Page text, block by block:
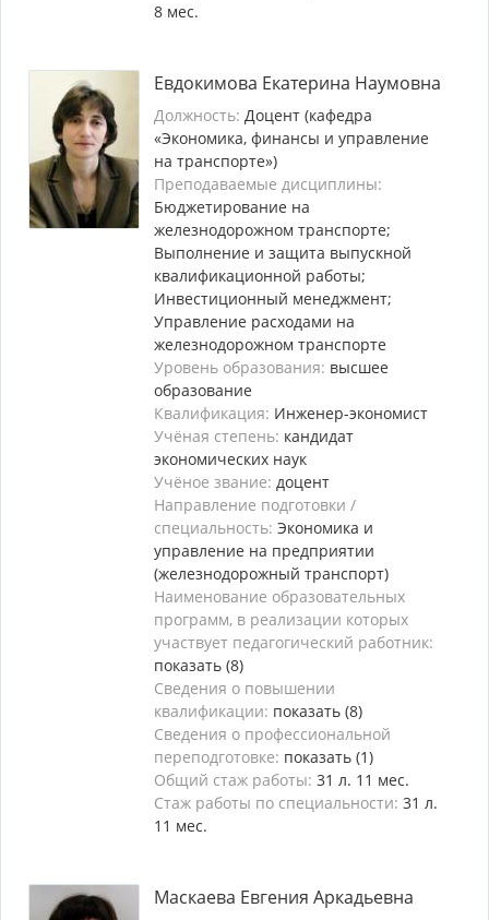
8 мес.
Евдокимова Екатерина Наумовна
Должность: Доцент (кафедра
«Экономика, финансы и управление
на транспорте»)
Преподаваемые дисциплины:
Бюджетирование на
железнодорожном транспорте;
Выполнение и защита выпускной
квалификационной работы;
Инвестиционный менеджмент;
Управление расходами на
железнодорожном транспорте
Уровень образования: высшее
образование
Квалификация: Инженер-экономист
Учёная степень: кандидат
экономических наук
Учёное звание: доцент
Направление подготовки /
специальность: Экономика и
управление на предприятии
(железнодорожный транспорт)
Наименование образовательных
программ, в реализации которых
участвует педагогический работник:
показать (8)
Сведения о повышении
квалификации: показать (8)
Сведения о профессиональной
переподготовке: показать (1)
Общий стаж работы: 31 л. 11 мес.
Стаж работы по специальности: 31 л.
11 мес.
Маскаева Евгения Аркадьевна